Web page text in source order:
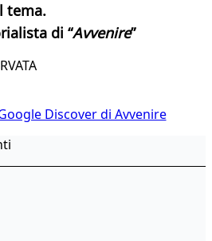
tema.
di “Avvenire”
Discover di Avvenire